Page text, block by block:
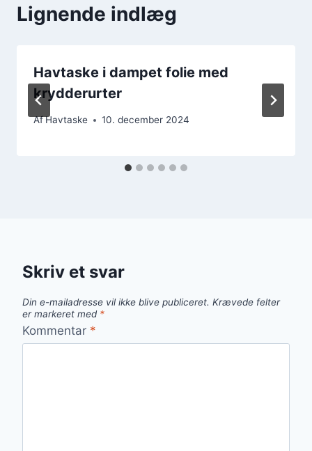
Lignende indlæg
Havtaske i dampet folie med
krydderurter
AfHavtaske 10. december 2024
Skriv et svar
Din e-mailadresse vil ikke blive publiceret. Krævede felter
er markeret med *
Kommentar *